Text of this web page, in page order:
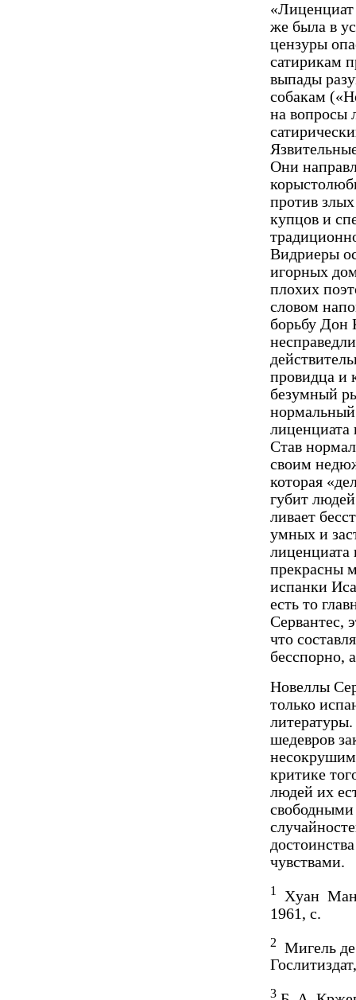
«Лиценциат
же была в
цензуры
сатирикам
выпады
собакам
на вопросы
Они
против
купцов и
Видриеры
игорных
плохих
словом
борьбу Дон
провидца и
безумный
нормальный
лиценциата
Став
своим
которая
губит
ливает
умных и
лиценциата
прекрасны
испанки
есть то
Сервантес,
что
бес­спорно,
Новеллы
только
шедевров
критике
людей их
свободными
чувствами.
1
Xуан
1961, с.
2
Мигель
3